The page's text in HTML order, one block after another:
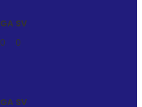
GA SV
0 0
GA SV